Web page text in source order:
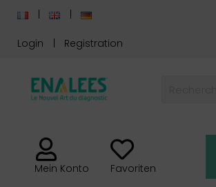
Login Registration
Mein Konto Favoriten